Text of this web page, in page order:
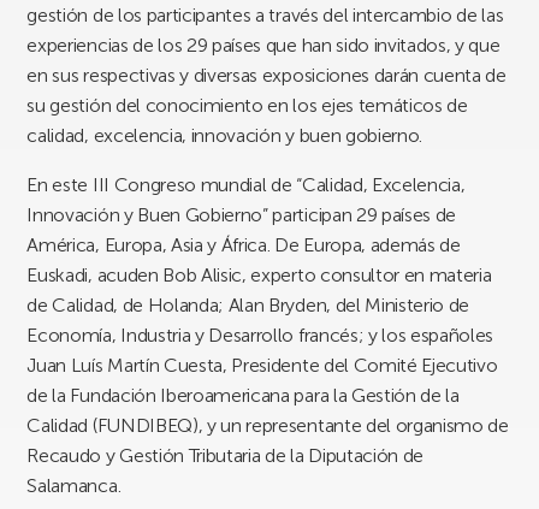
gestión de los participantes a través del intercambio de las
experiencias de los 29 países que han sido invitados, y que
en sus respectivas y diversas exposiciones darán cuenta de
su gestión del conocimiento en los ejes temáticos de
calidad, excelencia, innovación y buen gobierno.
En este III Congreso mundial de “Calidad, Excelencia,
Innovación y Buen Gobierno” participan 29 países de
América, Europa, Asia y África. De Europa, además de
Euskadi, acuden Bob Alisic, experto consultor en materia
de Calidad, de Holanda; Alan Bryden, del Ministerio de
Economía, Industria y Desarrollo francés; y los españoles
Juan Luís Martín Cuesta, Presidente del Comité Ejecutivo
de la Fundación Iberoamericana para la Gestión de la
Calidad (FUNDIBEQ), y un representante del organismo de
Recaudo y Gestión Tributaria de la Diputación de
Salamanca.